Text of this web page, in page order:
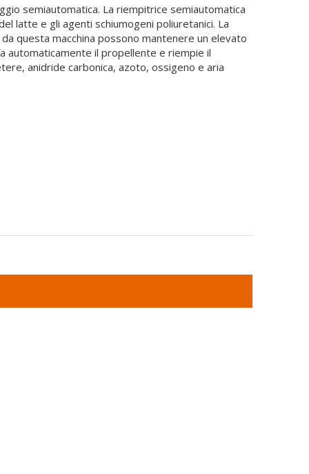
semiautomatica. La riempitrice semiautomatica
latte e gli agenti schiumogeni poliuretanici. La
questa macchina possono mantenere un elevato
automaticamente il propellente e riempie il
anidride carbonica, azoto, ossigeno e aria